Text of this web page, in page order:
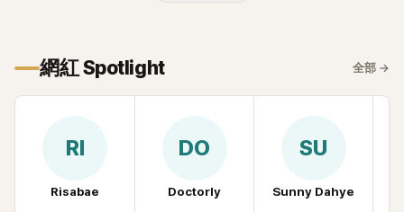
網紅 Spotlight 全部 →
RI
Risabae
DO
Doctorly
SU
Sunny Dahye